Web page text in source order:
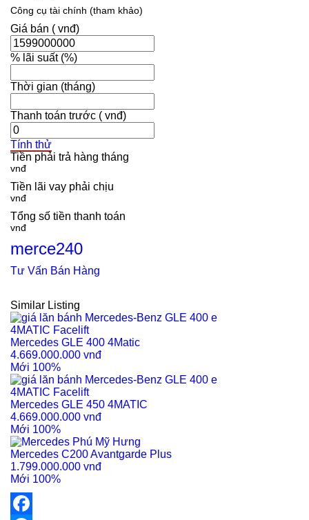
Công cụ tài chính (tham khảo)
Giá bán ( vnđ)
% lãi suất (%)
Thời gian (tháng)
Thanh toán trước ( vnđ)
Tính thử
Tiền phải trả hàng tháng
Tiền lãi vay phải chịu
Tổng số tiền thanh toán
merce240
Tư Vấn Bán Hàng
Similar Listing
Mercedes GLE 400 4Matic
4.669.000.000 vnđ
Mới 100%
Mercedes GLE 450 4MATIC
4.669.000.000 vnđ
Mới 100%
Mercedes C200 Avantgarde Plus
1.799.000.000 vnđ
Mới 100%